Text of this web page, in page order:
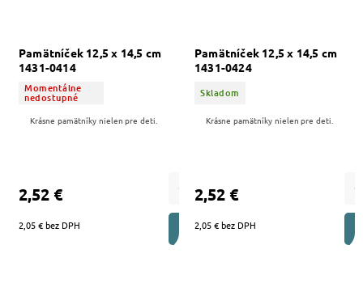
Pamätníček 12,5 x 14,5 cm
1431-0414
Momentálne
nedostupné
2,05 € bez DPH
2,52 €
DO KOŠÍKA
Krásne pamätníky nielen pre deti.
Pamätníček 12,5 x 14,5 cm
1431-0424
Skladom
2,05 € bez DPH
2,52 €
Krásne pamätníky nielen pre deti.